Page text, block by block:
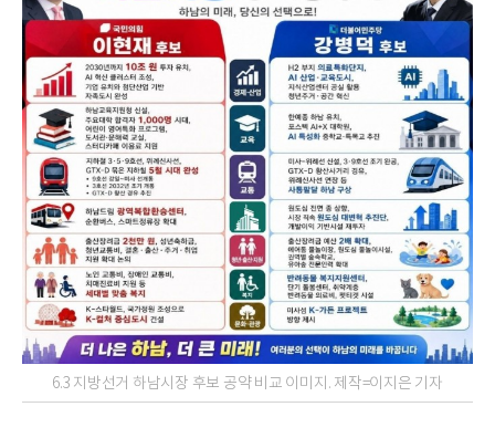
6.3 지방선거 하남시장 후보 공약 비교 이미지. 제작=이지은 기자